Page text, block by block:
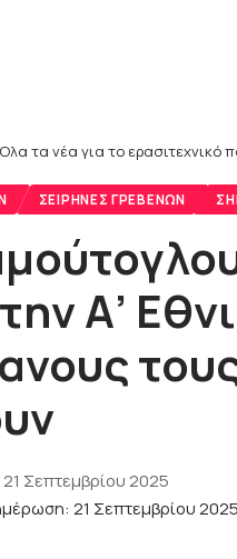
τα νέα για το ερασιτεχνικό
ΣΕΙΡΉΝΕΣ ΓΡΕΒΕΝΏΝ
Α’
21 Σεπτεμβρίου 2025
Σεπτεμβρίου 2025